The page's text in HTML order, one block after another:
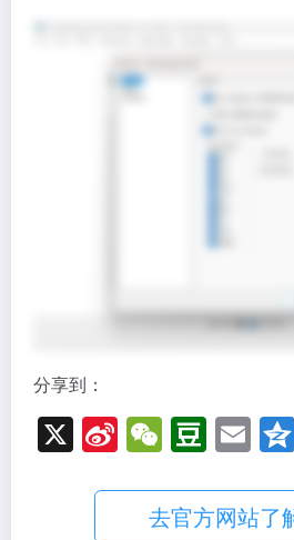
分享到：
X Si
n
a
W
e
C
D
o
u
E
m
ail
去官方网站了